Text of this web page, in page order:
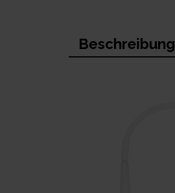
Beschreibung